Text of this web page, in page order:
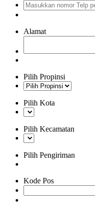
Alamat
Pilih Propinsi
Pilih Kota
Pilih Kecamatan
Pilih Pengiriman
Kode Pos